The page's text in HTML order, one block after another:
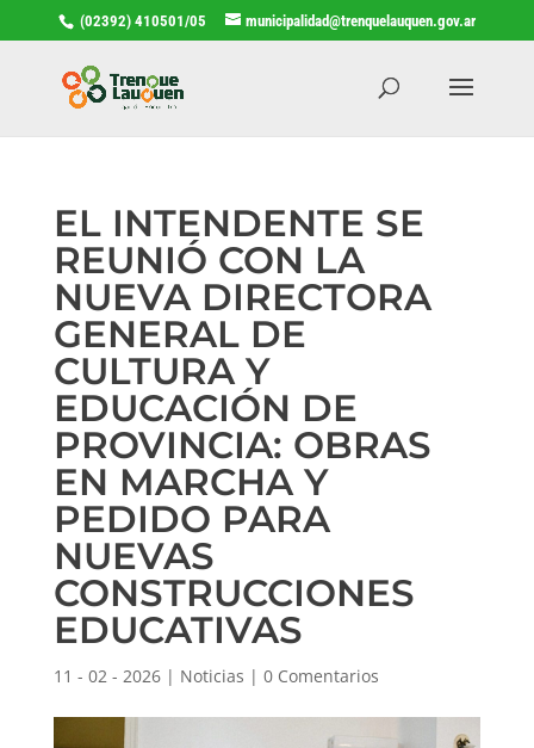
(02392) 410501/05 municipalidad@trenquelauquen.gov.ar
EL INTENDENTE SE
REUNIÓ CON LA
NUEVA DIRECTORA
GENERAL DE
CULTURA Y
EDUCACIÓN DE
PROVINCIA: OBRAS
EN MARCHA Y
PEDIDO PARA
NUEVAS
CONSTRUCCIONES
EDUCATIVAS
11 - 02 - 2026| Noticias | 0 Comentarios